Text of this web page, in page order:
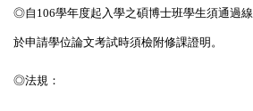
◎自106學年度起入學之碩博士班學生須通過
於申請學位論文考試時須檢附修課證明。
◎法規：